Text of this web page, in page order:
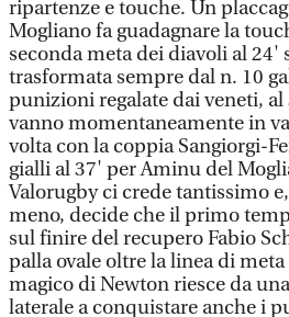
ripartenze e touche. Un
Mogliano fa guadagnare la
seconda meta dei diavoli al 24'
trasformata sempre dal n. 10
punizioni regalate dai veneti,
vanno momentaneamente in
volta con la coppia Sangiorgi-
gialli al 37' per Aminu del
Valorugby ci crede tantissimo
meno, decide che il primo
sul finire del recupero Fabio
palla ovale oltre la linea di
magico di Newton riesce da
laterale a conquistare anche i